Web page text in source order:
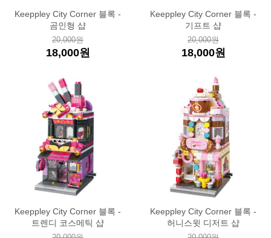
Keeppley City Corner 블록 -
곰인형 샵
20,000원
18,000원
Keeppley City Corner 블록 -
기프트 샵
20,000원
18,000원
Keeppley City Corner 블록 -
트렌디 코스메틱 샵
Keeppley City Corner 블록 -
허니스윗 디저트 샵